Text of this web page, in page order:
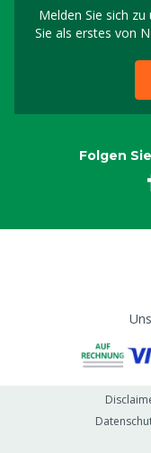
Melden Sie sich
Sie als erstes von
Folgen